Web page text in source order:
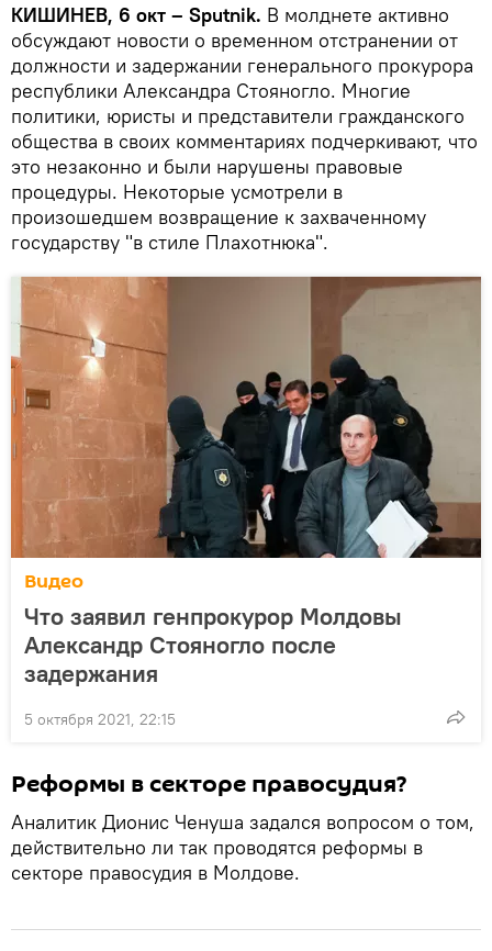
КИШИНЕВ, 6 окт – Sputnik. В молднете активно
обсуждают новости о временном отстранении от
должности и задержании генерального прокурора
республики Александра Стояногло. Многие
политики, юристы и представители гражданского
общества в своих комментариях подчеркивают, что
это незаконно и были нарушены правовые
процедуры. Некоторые усмотрели в
произошедшем возвращение к захваченному
государству "в стиле Плахотнюка".
Видео
Что заявил генпрокурор Молдовы
Александр Стояногло после
задержания
5 октября 2021, 22:15
Реформы в секторе правосудия?
Аналитик Дионис Ченуша задался вопросом о том,
действительно ли так проводятся реформы в
секторе правосудия в Молдове.